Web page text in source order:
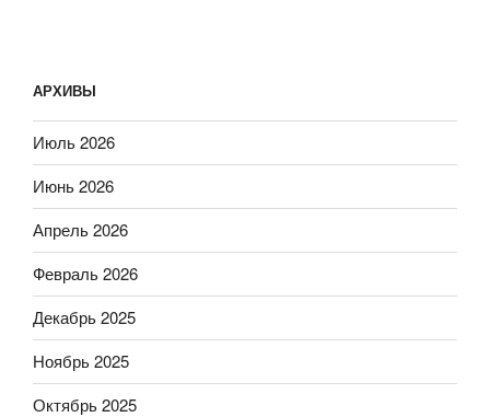
АРХИВЫ
Июль 2026
Июнь 2026
Апрель 2026
Февраль 2026
Декабрь 2025
Ноябрь 2025
Октябрь 2025